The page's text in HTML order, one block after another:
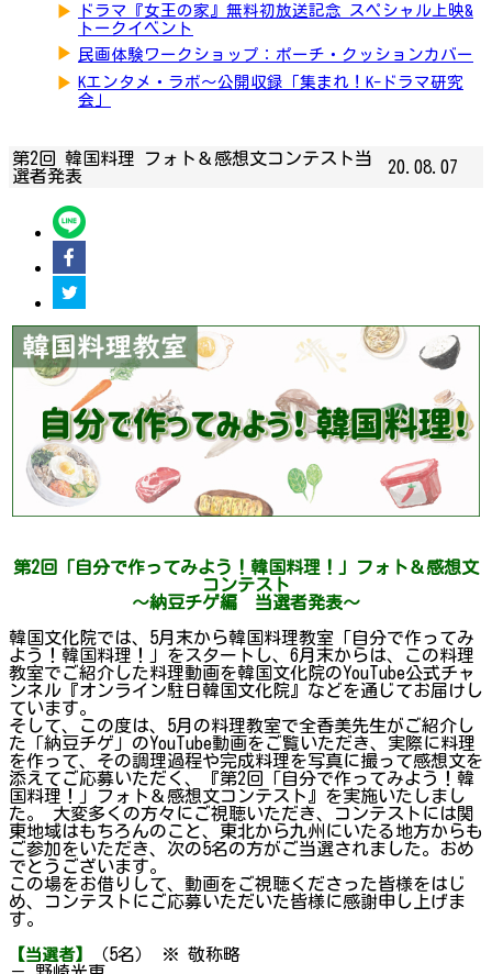
▶
ドラマ『女王の家』無料初放送記念 スペシャル上映&
トークイベント
▶ 民画体験ワークショップ：ポーチ・クッションカバー
▶ Kエンタメ・ラボ～公開収録「集まれ！K-ドラマ研究
会」
第2回 韓国料理 フォト＆感想文コンテスト当
選者発表
20.08.07
第2回「自分で作ってみよう！韓国料理！」フォト＆感想文
コンテスト
～納豆チゲ編 当選者発表～
韓国文化院では、5月末から韓国料理教室「自分で作ってみ
よう！韓国料理！」をスタートし、6月末からは、この料理
教室でご紹介した料理動画を韓国文化院のYouTube公式チャ
ンネル『オンライン駐日韓国文化院』などを通じてお届けし
ています。
そして、この度は、5月の料理教室で全香美先生がご紹介し
た「納豆チゲ」のYouTube動画をご覧いただき、実際に料理
を作って、その調理過程や完成料理を写真に撮って感想文を
添えてご応募いただく、『第2回「自分で作ってみよう！韓
国料理！」フォト＆感想文コンテスト』を実施いたしまし
た。 大変多くの方々にご視聴いただき、コンテストには関
東地域はもちろんのこと、東北から九州にいたる地方からも
ご参加をいただき、次の5名の方がご当選されました。おめ
でとうございます。
この場をお借りして、動画をご視聴くださった皆様をはじ
め、コンテストにご応募いただいた皆様に感謝申し上げま
す。
【当選者】
（5名） ※ 敬称略